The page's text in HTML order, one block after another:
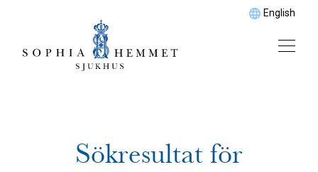
English
Sökresultat för